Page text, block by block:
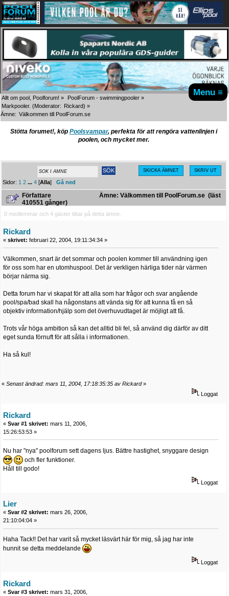
Menu ≡
Allt om pool, Poolforum! » PoolForum - swimmingpooler »
Markpooler. (Moderator: Rickard) »
Ämne: Välkommen till PoolForum.se
Stötta forumet!, köp Poolsvampar, perfekta för att rengöra vattenlinjen i
poolen, och mycket mer.
SKICKA ÄMNET SKRIV UT
Sidor: 1 2 ...4 [Alla]Gå ned
Författare
Ämne: Välkommen till PoolForum.se (läst
410551 gånger)
0 medlemmar och 4 gäster tittar på detta ämne.
Rickard
« skrivet: februari 22, 2004, 19:11:34:34 »
Välkommen, snart är det sommar och poolen kommer till användning igen
för oss som har en utomhuspool. Det är verkligen härliga tider när värmen
börjar närma sig.
Detta forum har vi skapat för att alla som har frågor och svar angående
pool/spa/bad skall ha någonstans att vända sig för att kunna få en så
objektiv information/hjälp som det överhuvudtaget är möjligt att få.
Trots vår höga ambition så kan det alltid bli fel, så använd dig därför av ditt
eget sunda förnuft för att sålla i informationen.
Ha så kul!
« Senast ändrad: mars 11, 2004, 17:18:35:35 av Rickard»
Loggat
Rickard
« Svar #1 skrivet: mars 11, 2006,
15:26:53:53 »
Nu har "nya" poolforum sett dagens ljus. Bättre hastighet, snyggare design
och fler funktioner.
Håll till godo!
Loggat
Lier
« Svar #2 skrivet: mars 26, 2006,
21:10:04:04 »
Haha Tack!! Det har varit så mycket läsvärt här för mig, så jag har inte
hunnit se detta meddelande
Loggat
Rickard
« Svar #3 skrivet: mars 31, 2006,